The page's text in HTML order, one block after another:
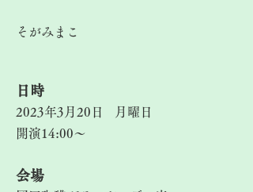
そがみまこ
​日時
2023年3月20日
月曜日
開演14:00～
​会場